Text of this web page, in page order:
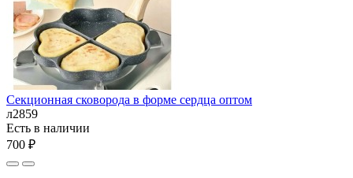
Секционная сковорода в форме сердца оптом
л2859
Есть в наличии
700 ₽